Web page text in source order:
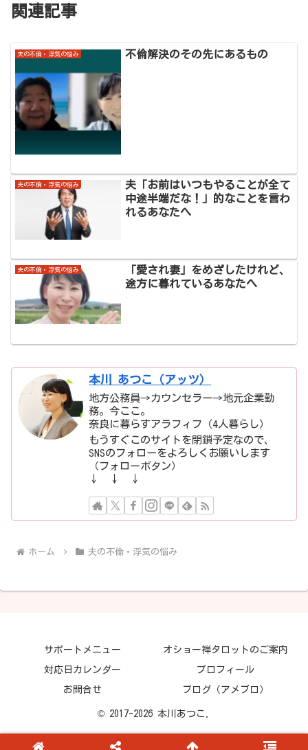
関連記事
夫の不倫・浮気の悩み 不倫解決のその先にあるもの
夫の不倫・浮気の悩み
夫「お前はいつもやることが全て
中途半端だな！」的なことを言わ
れるあなたへ
夫の不倫・浮気の悩み
「愛され妻」をめざしたけれど、
途方に暮れているあなたへ
本川 あつこ（アッツ）
地方公務員→カウンセラー→地元企業勤
務。今ここ。
奈良に暮らすアラフィフ（4人暮らし）
もうすぐこのサイトを閉鎖予定なので、
SNSのフォローをよろしくお願いします
（フォローボタン）
↓ ↓ ↓
ホーム 夫の不倫・浮気の悩み
サポートメニュー オショー禅タロットのご案内
対応日カレンダー プロフィール
お問合せ ブログ（アメブロ）
© 2017-2026 本川あつこ.